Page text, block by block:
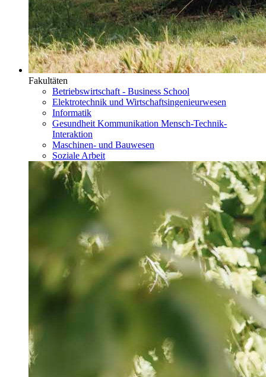
Fakultäten
Betriebswirtschaft - Business School
Elektrotechnik und Wirtschaftsingenieurwesen
Informatik
Gesundheit Kommunikation Mensch-Technik-
Interaktion
Maschinen- und Bauwesen
Soziale Arbeit